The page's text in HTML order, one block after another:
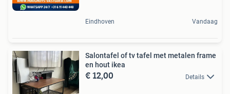
Eindhoven Vandaag
Salontafel of tv tafel met metalen frame
en hout ikea
€ 12,00 Details